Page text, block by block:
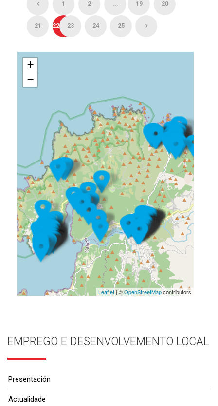
1 2 ... 19 20
21 22 23 24 25
+
−
Leaflet| ©OpenStreetMapcontributors
EMPREGO E DESENVOLVEMENTO LOCAL
Presentación
Actualidade